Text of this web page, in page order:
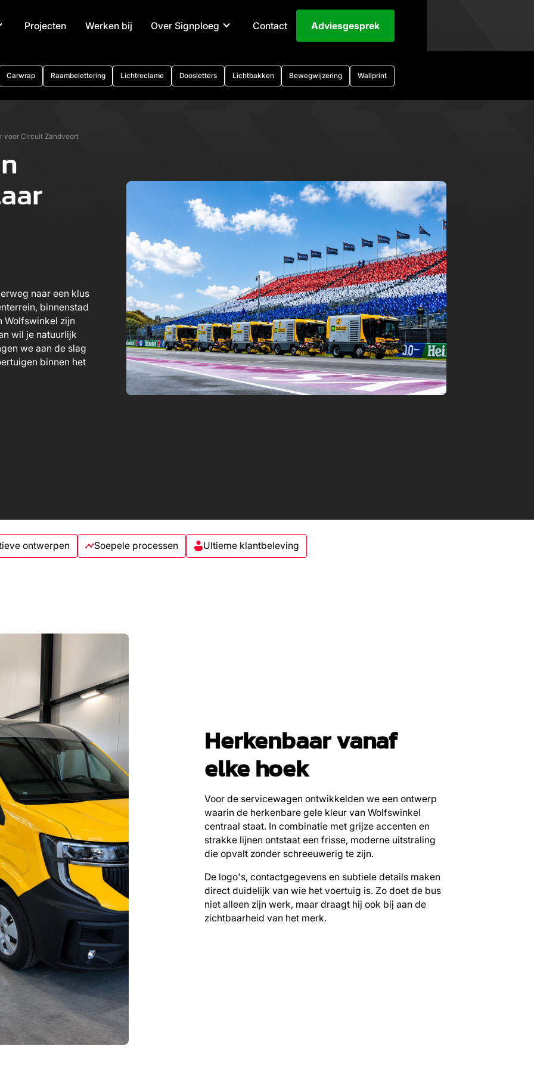
Projecten Werken bij Over Signploeg Contact Adviesgesprek
Carwrap Raambelettering Lichtreclame Doosletters Lichtbakken Bewegwijzering Wallprint
voor Circuit Zandvoort
naar een klus
binnenstad
Wolfswinkel zijn
wil je natuurlijk
we aan de slag
binnen het
ontwerpen Soepele processen Ultieme klantbeleving
Herkenbaar vanaf
elke hoek
Voor de servicewagen ontwikkelden we een ontwerp
waarin de herkenbare gele kleur van Wolfswinkel
centraal staat. In combinatie met grijze accenten en
strakke lijnen ontstaat een frisse, moderne uitstraling
die opvalt zonder schreeuwerig te zijn.
De logo's, contactgegevens en subtiele details maken
direct duidelijk van wie het voertuig is. Zo doet de bus
niet alleen zijn werk, maar draagt hij ook bij aan de
zichtbaarheid van het merk.